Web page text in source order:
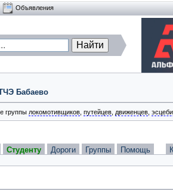
Объявления
Бабаево
группы локомотивщиков путейцев движенцев
Студенту Дороги Группы Помощь